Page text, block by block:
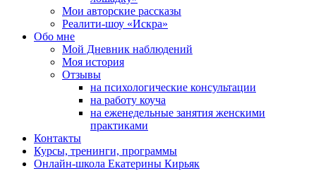
Мои авторские рассказы
Реалити-шоу «Искра»
Обо мне
Мой Дневник наблюдений
Моя история
Отзывы
на психологические консультации
на работу коуча
на еженедельные занятия женскими
практиками
Контакты
Курсы, тренинги, программы
Онлайн-школа Екатерины Кирьяк